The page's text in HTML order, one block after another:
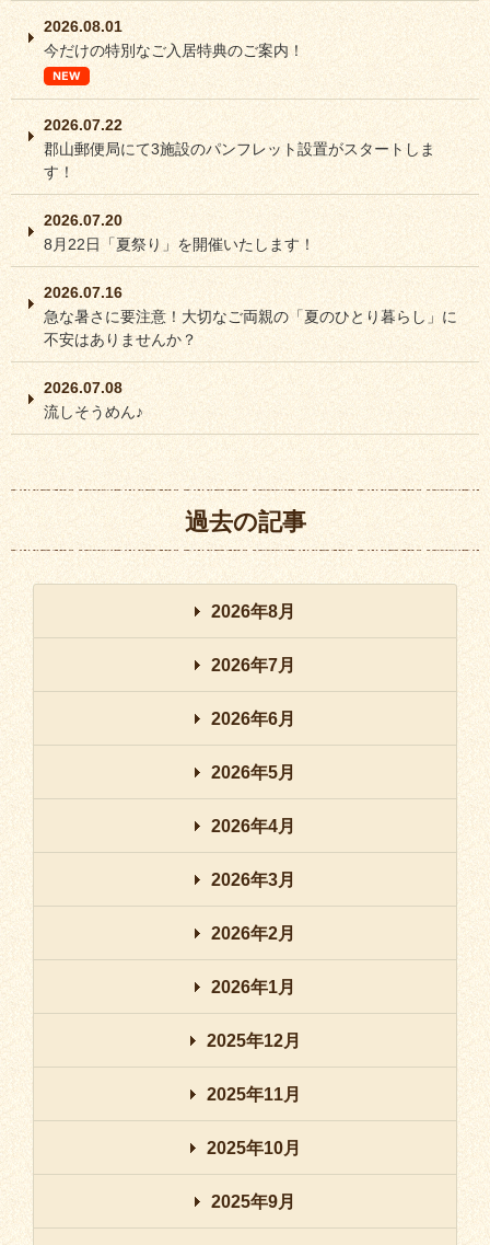
2026.08.01
今だけの特別なご入居特典のご案内！
2026.07.22
郡山郵便局にて3施設のパンフレット設置がスタートしま
す！
2026.07.20
8月22日「夏祭り」を開催いたします！
2026.07.16
急な暑さに要注意！大切なご両親の「夏のひとり暮らし」に
不安はありませんか？
2026.07.08
流しそうめん♪
過去の記事
2026年8月
2026年7月
2026年6月
2026年5月
2026年4月
2026年3月
2026年2月
2026年1月
2025年12月
2025年11月
2025年10月
2025年9月